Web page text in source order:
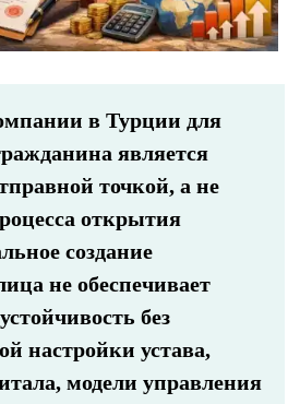
в Турции для
является
точкой, а не
открытия
создание
не обеспечивает
без
настройки устава,
модели управления